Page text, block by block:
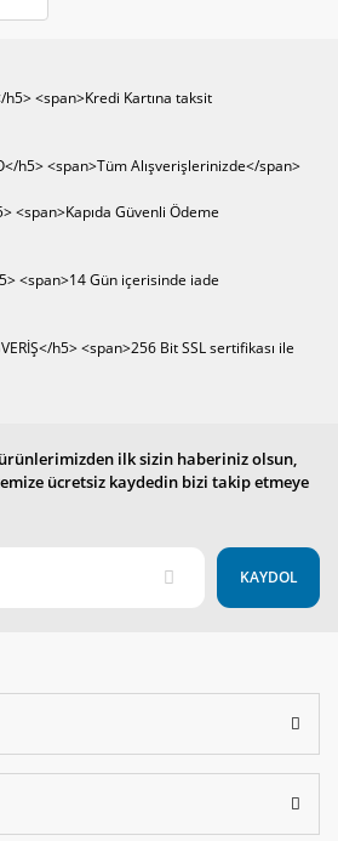
ilk sizin haberiniz olsun,
ücretsiz kaydedin bizi takip etmeye
KAYDOL